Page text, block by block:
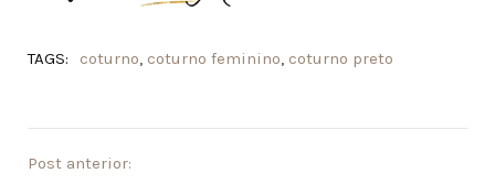
TAGS: coturno, coturno feminino, coturno preto
Post anterior: